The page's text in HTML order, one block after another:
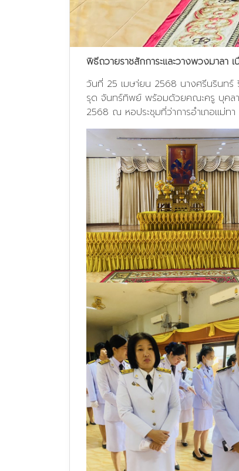
พิธีถวายราชสักการะและวางพวงมาลา
วันที่ 25 เมษา่ยน 2568 นางศรีนรินทร์
รุด จันทร์ทิพย์ พร้อมด้วยคณะครู บุคลาก
2568 ณ หอประชุมที่ว่าการอำเภอแม่ท